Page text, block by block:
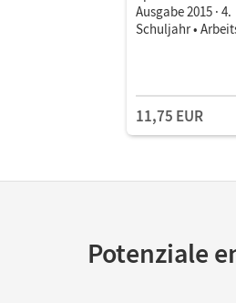
Ausgabe 2015 · 4.
Schuljahr •
11,75 EUR
Potenziale